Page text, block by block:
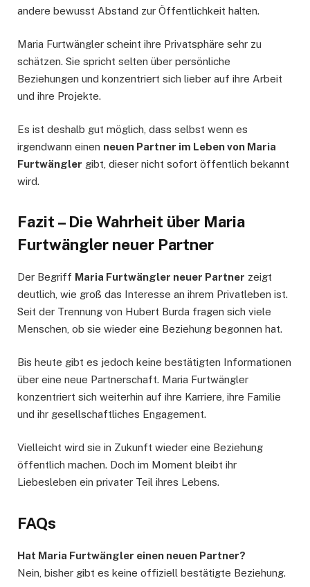
andere bewusst Abstand zur Öffentlichkeit halten.
Maria Furtwängler scheint ihre Privatsphäre sehr zu
schätzen. Sie spricht selten über persönliche
Beziehungen und konzentriert sich lieber auf ihre Arbeit
und ihre Projekte.
Es ist deshalb gut möglich, dass selbst wenn es
irgendwann einen neuen Partner im Leben von Maria
Furtwängler gibt, dieser nicht sofort öffentlich bekannt
wird.
Fazit – Die Wahrheit über Maria
Furtwängler neuer Partner
Der Begriff Maria Furtwängler neuer Partner zeigt
deutlich, wie groß das Interesse an ihrem Privatleben ist.
Seit der Trennung von Hubert Burda fragen sich viele
Menschen, ob sie wieder eine Beziehung begonnen hat.
Bis heute gibt es jedoch keine bestätigten Informationen
über eine neue Partnerschaft. Maria Furtwängler
konzentriert sich weiterhin auf ihre Karriere, ihre Familie
und ihr gesellschaftliches Engagement.
Vielleicht wird sie in Zukunft wieder eine Beziehung
öffentlich machen. Doch im Moment bleibt ihr
Liebesleben ein privater Teil ihres Lebens.
FAQs
Hat Maria Furtwängler einen neuen Partner?
Nein, bisher gibt es keine offiziell bestätigte Beziehung.